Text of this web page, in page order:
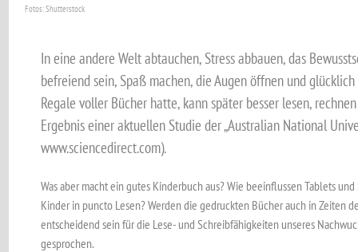
Fotos: Shutterstock
In eine andere Welt abtauchen, Stress abbauen, das
befreiend sein, Spaß machen, die Augen öffnen und
Regale voller Bücher hatte, kann später besser lesen,
Ergebnis einer aktuellen Studie der „Australian National
www.sciencedirect.com).
Was aber macht ein gutes Kinderbuch aus? Wie beeinflussen Tablets
Kinder in puncto Lesen? Werden die gedruckten Bücher auch in Zeiten
entscheidend sein für die Lese- und Schreibfähigkeiten unseres
gesprochen.